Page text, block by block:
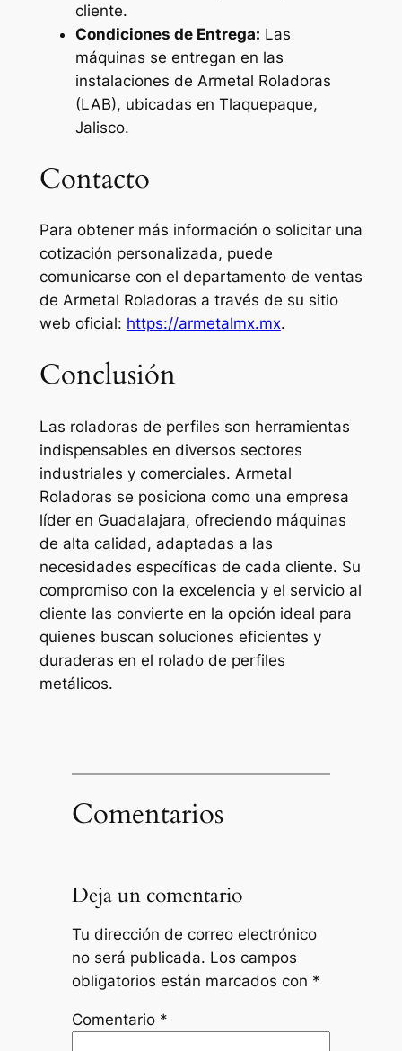
cliente.
Condiciones de Entrega: Las
máquinas se entregan en las
instalaciones de Armetal Roladoras
(LAB), ubicadas en Tlaquepaque,
Jalisco.
Contacto
Para obtener más información o solicitar una
cotización personalizada, puede
comunicarse con el departamento de ventas
de Armetal Roladoras a través de su sitio
web oficial: https://armetalmx.mx.
Conclusión
Las roladoras de perfiles son herramientas
indispensables en diversos sectores
industriales y comerciales. Armetal
Roladoras se posiciona como una empresa
líder en Guadalajara, ofreciendo máquinas
de alta calidad, adaptadas a las
necesidades específicas de cada cliente. Su
compromiso con la excelencia y el servicio al
cliente las convierte en la opción ideal para
quienes buscan soluciones eficientes y
duraderas en el rolado de perfiles
metálicos.
Comentarios
Deja un comentario
Tu dirección de correo electrónico
no será publicada. Los campos
obligatorios están marcados con *
Comentario *